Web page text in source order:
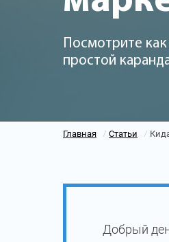
Посмотрите
простой
Главная / Статьи /
Добрый